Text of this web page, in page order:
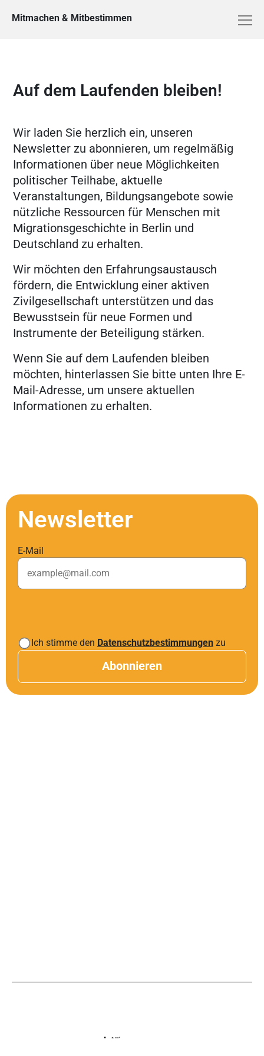
Mitmachen & Mitbestimmen
Auf dem Laufenden bleiben!
Wir laden Sie herzlich ein, unseren
Newsletter zu abonnieren, um regelmäßig
Informationen über neue Möglichkeiten
politischer Teilhabe, aktuelle
Veranstaltungen, Bildungsangebote sowie
nützliche Ressourcen für Menschen mit
Migrationsgeschichte in Berlin und
Deutschland zu erhalten.
Wir möchten den Erfahrungsaustausch
fördern, die Entwicklung einer aktiven
Zivilgesellschaft unterstützen und das
Bewusstsein für neue Formen und
Instrumente der Beteiligung stärken.
Wenn Sie auf dem Laufenden bleiben
möchten, hinterlassen Sie bitte unten Ihre E-
Mail-Adresse, um unsere aktuellen
Informationen zu erhalten.
Newsletter
E-Mail
Ich stimme den Datenschutzbestimmungen zu
Abonnieren